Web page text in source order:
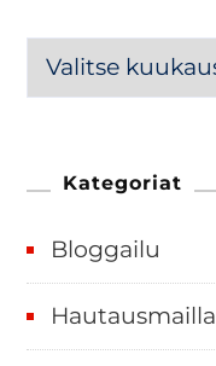
M
e
e
v
Kategoriat
Bloggailu
Hautausmailla